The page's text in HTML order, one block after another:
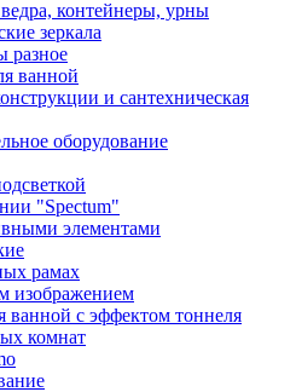
контейнеры, урны
зеркала
разное
ванной
и сантехническая
оборудование
"Spectum"
элементами
рамах
изображением
ванной с эффектом тоннеля
комнат